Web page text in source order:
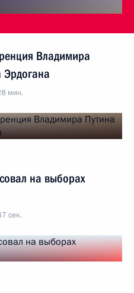
Владимира
Эрдогана
мин.
на выборах
сек.